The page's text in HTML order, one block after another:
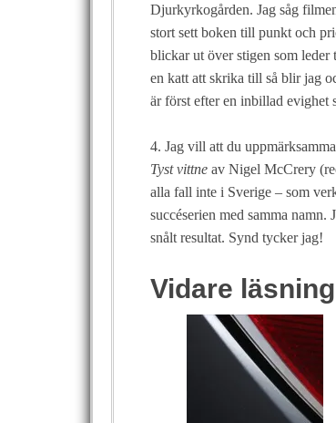
Djurkyrkogården. Jag såg
stort sett boken till punkt och
blickar ut över stigen som
en katt att skrika till så blir jag
är först efter en inbillad evighet
4. Jag vill att du
Tyst vittne av Nigel McCrery
alla fall inte i Sverige – som
succéserien med samma
snålt resultat. Synd tycker jag!
Vidare läsning